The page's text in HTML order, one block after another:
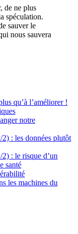
de ne plus
spéculation.
sauver le
nous sauvera
qu’à l’améliorer !
notre
2) : les données plutôt
: le risque d’un
santé
les machines du